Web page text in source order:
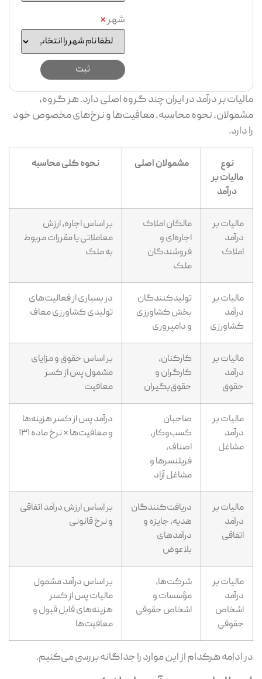
شهر*
بر درآمد در ایران چند گروه اصلی دارد. هر گروه،
نحوه محاسبه، معافیت‌ها و نرخ‌های مخصوص خود
دارد.
مالیات بر
درآمد
مشمولان اصلی نحوه کلی محاسبه
مالیات بر
درآمد
املاک
مالکان املاک
اجاره‌ای و
فروشندگان
ملک
بر اساس اجاره، ارزش
معاملاتی یا مقررات مربوط
به ملک
مالیات بر
درآمد
کشاورزی
تولیدکنندگان
بخش کشاورزی
و دامپروری
در بسیاری از فعالیت‌های
تولیدی کشاورزی معاف
مالیات بر
درآمد
حقوق
کارکنان،
کارگران و
حقوق‌بگیران
بر اساس حقوق و مزایای
مشمول پس از کسر
معافیت
مالیات بر
درآمد
مشاغل
صاحبان
کسب‌وکار،
اصناف،
فریلنسرها و
مشاغل آزاد
درآمد پس از کسر هزینه‌ها
و معافیت‌ها × نرخ ماده ۱۳۱
مالیات بر
درآمد
اتفاقی
دریافت‌کنندگان
هدیه، جایزه و
درآمدهای
بلاعوض
بر اساس ارزش درآمد اتفاقی
و نرخ قانونی
مالیات بر
درآمد
اشخاص
حقوقی
شرکت‌ها،
مؤسسات و
اشخاص حقوقی
بر اساس درآمد مشمول
مالیات پس از کسر
هزینه‌های قابل قبول و
معافیت‌ها
ادامه هرکدام از این موارد را جداگانه بررسی می‌کنیم.